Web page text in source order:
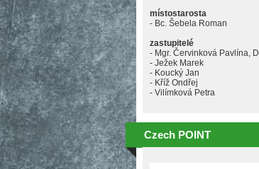
místostarosta
- Bc. Šebela Roman
zastupitelé
- Mgr. Červinková Pavlína,
- Ježek Marek
- Koucký Jan
- Kříž Ondřej
- Vilímková Petra
Czech POINT